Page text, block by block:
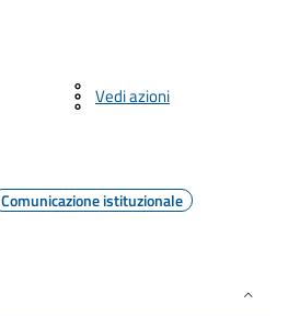
Vedi azioni
Comunicazione istituzionale